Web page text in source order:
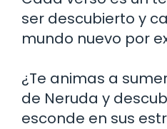
ser descubierto y
mundo nuevo por
¿Te animas a
de Neruda y
esconde en sus